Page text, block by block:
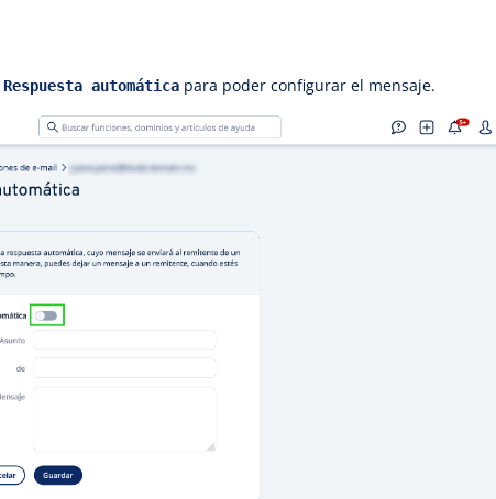
Respuesta automática para poder configurar el mensaje.